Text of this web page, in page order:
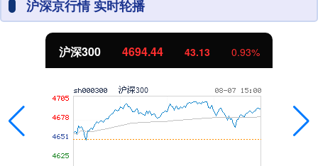
沪深京行情 实时轮播
沪深300 4694.44 43.13 0.93%